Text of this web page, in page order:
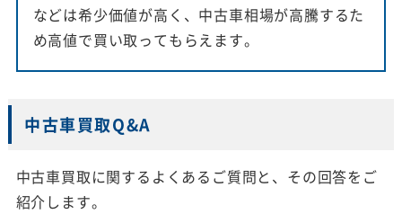
などは希少価値が高く、中古車相場が高騰するた
め高値で買い取ってもらえます。
中古車買取Q&A
中古車買取に関するよくあるご質問と、その回答をご
紹介します。